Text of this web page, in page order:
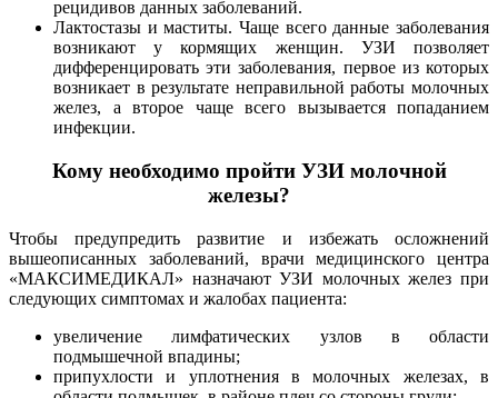
рецидивов данных заболеваний.
Лактостазы и маститы. Чаще всего данные заболевания
возникают у кормящих женщин. УЗИ позволяет
дифференцировать эти заболевания, первое из которых
возникает в результате неправильной работы молочных
желез, а второе чаще всего вызывается попаданием
инфекции.
Кому необходимо пройти УЗИ молочной
железы?
Чтобы предупредить развитие и избежать осложнений
вышеописанных заболеваний, врачи медицинского центра
«МАКСИМЕДИКАЛ» назначают УЗИ молочных желез при
следующих симптомах и жалобах пациента:
увеличение лимфатических узлов в области
подмышечной впадины;
припухлости и уплотнения в молочных железах, в